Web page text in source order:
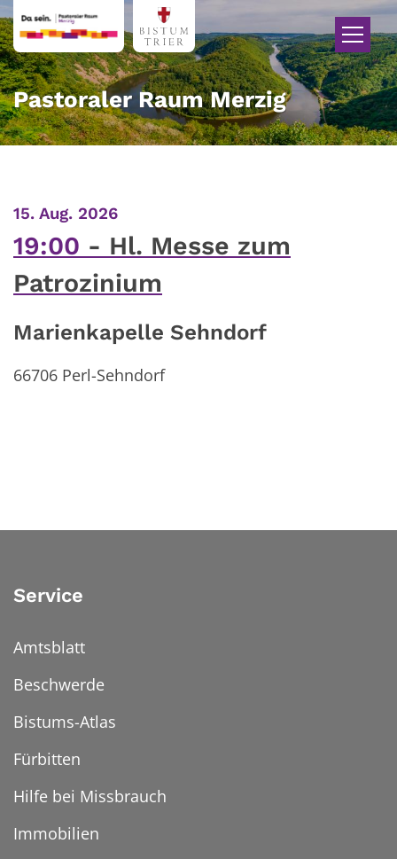
Zum Inhalt springen
Pastoraler Raum Merzig
15. Aug. 2026:
19:00
Hl. Messe zum
Patrozinium
Marienkapelle Sehndorf
66706 Perl-Sehndorf
Service
Amtsblatt
Beschwerde
Bistums-Atlas
Fürbitten
Hilfe bei Missbrauch
Immobilien